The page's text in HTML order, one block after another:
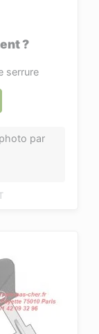
?
serrure
par